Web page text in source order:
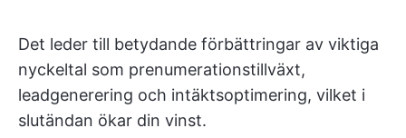
Det leder till betydande förbättringar av viktiga
nyckeltal som prenumerationstillväxt,
leadgenerering och intäktsoptimering, vilket i
slutändan ökar din vinst.